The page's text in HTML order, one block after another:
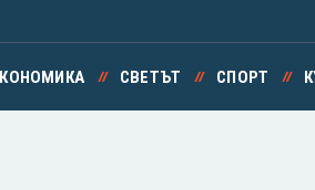
СВЕТЪТ СПОРТ